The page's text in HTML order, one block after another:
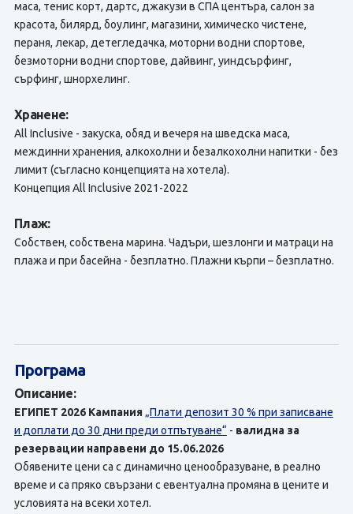
маса, тенис корт, дартс, джакузи в СПА центъра, салон за
красота, билярд, боулинг, магазини, химическо чистене,
пераня, лекар, детегледачка, моторни водни спортове,
безмоторни водни спортове, дайвинг, уиндсърфинг,
сърфинг, шнорхелинг.
Хранене:
All Inclusive - закуска, обяд и вечеря на шведска маса,
междинни хранения, алкохолни и безалкохолни напитки - без
лимит (съгласно концепцията на хотела).
Концепция All Inclusive 2021-2022
Плаж:
Собствен, собствена марина. Чадъри, шезлонги и матраци на
плажа и при басейна - безплатно. Плажни кърпи – безплатно.
Програма
Описание:
ЕГИПЕТ 2026 Кампания „Плати депозит 30 % при записване
и доплати до 30 дни преди отпътуване“ - валидна за
резервации направени до 15.06.2026
Обявените цени са с динамично ценообразуване, в реално
време и са пряко свързани с евентуална промяна в цените и
условията на всеки хотел.